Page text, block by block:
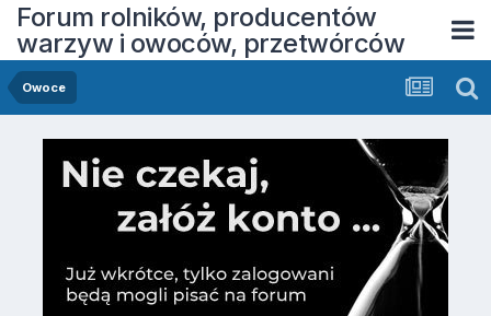
Forum rolników, producentów
warzyw i owoców, przetwórców
Owoce